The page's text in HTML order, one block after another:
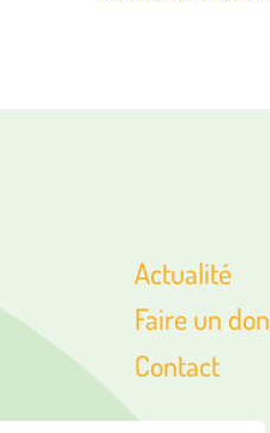
Actualité
Faire un don
Contact